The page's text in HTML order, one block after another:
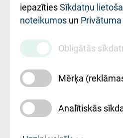
iestādes kods
010000234
Maksas
pakalpojumu
cenrādis
iepazītiesSīkdatņu
noteikumos un
Obligātās
Mērķa
Analītiskās